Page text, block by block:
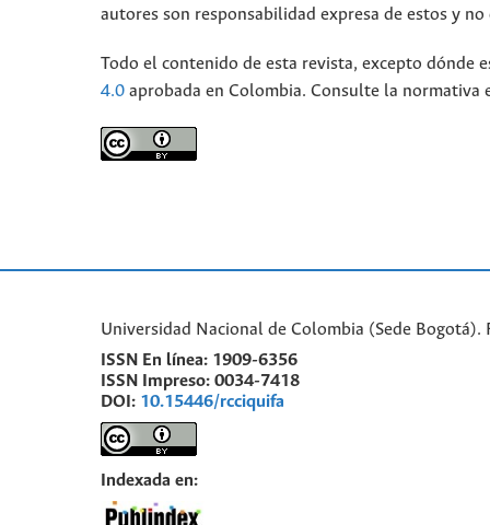
autores son responsabilidad expresa de estos y no
Todo el contenido de esta revista, excepto dónde
4.0 aprobada en Colombia. Consulte la normativa
Universidad Nacional de Colombia (Sede
ISSN En línea: 1909-6356
ISSN Impreso: 0034-7418
DOI: 10.15446/rcciquifa
Indexada en: